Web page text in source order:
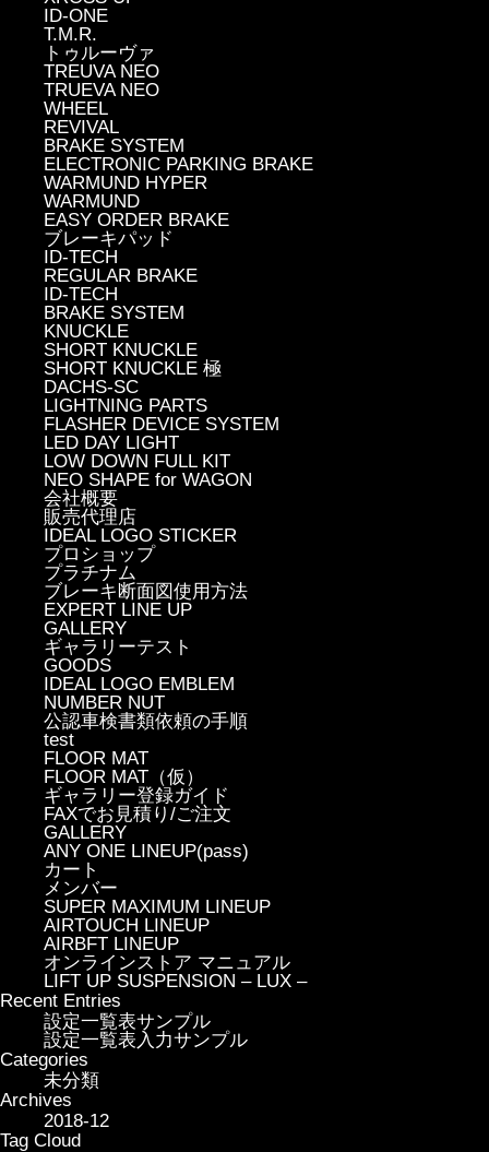
ID-ONE
T.M.R.
トゥルーヴァ
TREUVA NEO
TRUEVA NEO
WHEEL
REVIVAL
BRAKE SYSTEM
ELECTRONIC PARKING BRAKE
WARMUND HYPER
WARMUND
EASY ORDER BRAKE
ブレーキパッド
ID-TECH
REGULAR BRAKE
ID-TECH
BRAKE SYSTEM
KNUCKLE
SHORT KNUCKLE
SHORT KNUCKLE 極
DACHS-SC
LIGHTNING PARTS
FLASHER DEVICE SYSTEM
LED DAY LIGHT
LOW DOWN FULL KIT
NEO SHAPE for WAGON
会社概要
販売代理店
IDEAL LOGO STICKER
プロショップ
プラチナム
ブレーキ断面図使用方法
EXPERT LINE UP
GALLERY
ギャラリーテスト
GOODS
IDEAL LOGO EMBLEM
NUMBER NUT
公認車検書類依頼の手順
test
FLOOR MAT
FLOOR MAT（仮）
ギャラリー登録ガイド
FAXでお見積り/ご注文
GALLERY
ANY ONE LINEUP(pass)
カート
メンバー
SUPER MAXIMUM LINEUP
AIRTOUCH LINEUP
AIRBFT LINEUP
オンラインストア マニュアル
LIFT UP SUSPENSION – LUX –
Recent Entries
設定一覧表サンプル
設定一覧表入力サンプル
Categories
未分類
Archives
2018-12
Tag Cloud